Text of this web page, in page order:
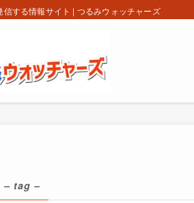
信する情報サイト | つるみウォッチャーズ
– tag –